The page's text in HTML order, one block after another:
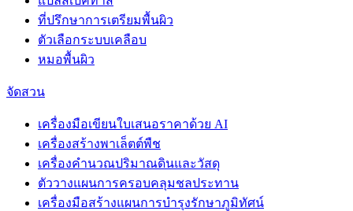
ที่ปรึกษาการเตรียมพื้นผิว
ตัวเลือกระบบเคลือบ
หมอพื้นผิว
จัดสวน
เครื่องมือเขียนใบเสนอราคาด้วย AI
เครื่องสร้างพาเล็ตต์พืช
เครื่องคำนวณปริมาณดินและวัสดุ
ตัววางแผนการครอบคลุมชลประทาน
เครื่องมือสร้างแผนการบำรุงรักษาภูมิทัศน์